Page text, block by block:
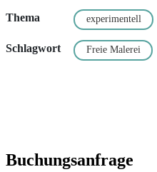
Thema experimentell
Schlagwort Freie Malerei
Buchungsanfrage